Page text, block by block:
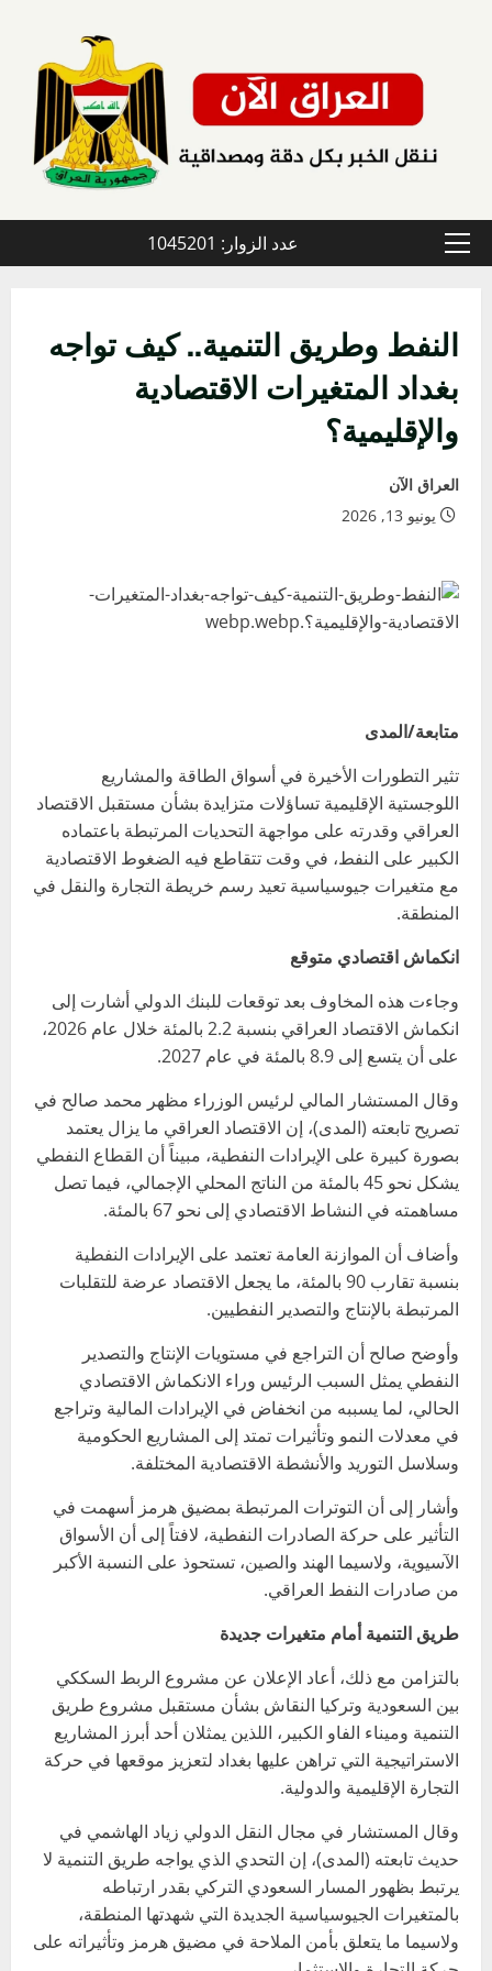
القائمة
عدد الزوار: 1045201
النفط وطريق التنمية.. كيف تواجه
بغداد المتغيرات الاقتصادية
والإقليمية؟
العراق الآن
يونيو 13, 2026
متابعة/المدى
تثير التطورات الأخيرة في أسواق الطاقة والمشاريع
اللوجستية الإقليمية تساؤلات متزايدة بشأن مستقبل الاقتصاد
العراقي وقدرته على مواجهة التحديات المرتبطة باعتماده
الكبير على النفط، في وقت تتقاطع فيه الضغوط الاقتصادية
مع متغيرات جيوسياسية تعيد رسم خريطة التجارة والنقل في
المنطقة.
انكماش اقتصادي متوقع
وجاءت هذه المخاوف بعد توقعات للبنك الدولي أشارت إلى
انكماش الاقتصاد العراقي بنسبة 2.2 بالمئة خلال عام 2026،
على أن يتسع إلى 8.9 بالمئة في عام 2027.
وقال المستشار المالي لرئيس الوزراء مظهر محمد صالح في
تصريح تابعته (المدى)، إن الاقتصاد العراقي ما يزال يعتمد
بصورة كبيرة على الإيرادات النفطية، مبيناً أن القطاع النفطي
يشكل نحو 45 بالمئة من الناتج المحلي الإجمالي، فيما تصل
مساهمته في النشاط الاقتصادي إلى نحو 67 بالمئة.
وأضاف أن الموازنة العامة تعتمد على الإيرادات النفطية
بنسبة تقارب 90 بالمئة، ما يجعل الاقتصاد عرضة للتقلبات
المرتبطة بالإنتاج والتصدير النفطيين.
وأوضح صالح أن التراجع في مستويات الإنتاج والتصدير
النفطي يمثل السبب الرئيس وراء الانكماش الاقتصادي
الحالي، لما يسببه من انخفاض في الإيرادات المالية وتراجع
في معدلات النمو وتأثيرات تمتد إلى المشاريع الحكومية
وسلاسل التوريد والأنشطة الاقتصادية المختلفة.
وأشار إلى أن التوترات المرتبطة بمضيق هرمز أسهمت في
التأثير على حركة الصادرات النفطية، لافتاً إلى أن الأسواق
الآسيوية، ولاسيما الهند والصين، تستحوذ على النسبة الأكبر
من صادرات النفط العراقي.
طريق التنمية أمام متغيرات جديدة
بالتزامن مع ذلك، أعاد الإعلان عن مشروع الربط السككي
بين السعودية وتركيا النقاش بشأن مستقبل مشروع طريق
التنمية وميناء الفاو الكبير، اللذين يمثلان أحد أبرز المشاريع
الاستراتيجية التي تراهن عليها بغداد لتعزيز موقعها في حركة
التجارة الإقليمية والدولية.
وقال المستشار في مجال النقل الدولي زياد الهاشمي في
حديث تابعته (المدى)، إن التحدي الذي يواجه طريق التنمية لا
يرتبط بظهور المسار السعودي التركي بقدر ارتباطه
بالمتغيرات الجيوسياسية الجديدة التي شهدتها المنطقة،
ولاسيما ما يتعلق بأمن الملاحة في مضيق هرمز وتأثيراته على